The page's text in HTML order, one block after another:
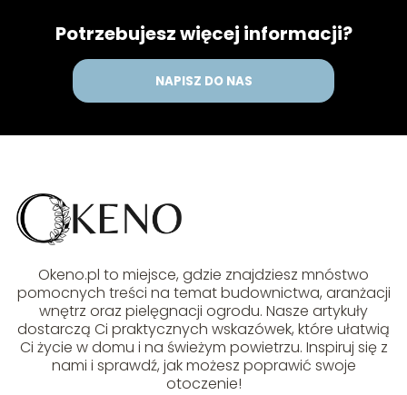
Potrzebujesz więcej informacji?
NAPISZ DO NAS
Okeno.pl to miejsce, gdzie znajdziesz mnóstwo
pomocnych treści na temat budownictwa, aranżacji
wnętrz oraz pielęgnacji ogrodu. Nasze artykuły
dostarczą Ci praktycznych wskazówek, które ułatwią
Ci życie w domu i na świeżym powietrzu. Inspiruj się z
nami i sprawdź, jak możesz poprawić swoje
otoczenie!